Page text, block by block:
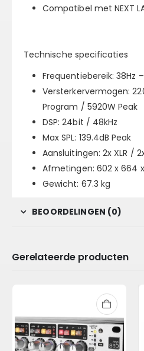
Compatibel met NEXT
Technische specificaties
Frequentiebereik: 38Hz –
Versterkervermogen:
Program / 5920W Peak
DSP: 24bit / 48kHz
Max SPL: 139.4dB Peak
Aansluitingen: 2x XLR /
Afmetingen: 602 x 664
Gewicht: 67.3 kg
BEOORDELINGEN (0)
Gerelateerde producten